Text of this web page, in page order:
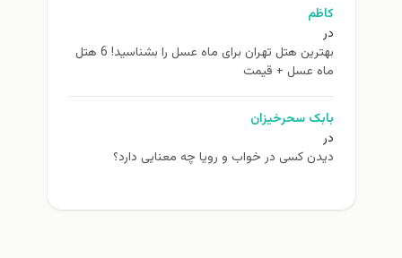
کاظم
در
بهترین هتل تهران برای ماه عسل را بشناسید! 6 هتل
ماه عسل + قیمت
بابک سحرخیزان
در
دیدن کسی در خواب و رویا چه معنایی دارد؟